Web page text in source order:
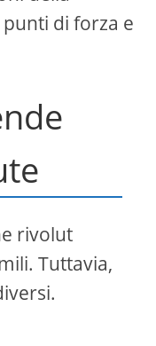
di forza e
rivolut
Tuttavia,